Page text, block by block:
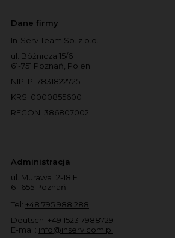
Dane firmy
In-Serv Team Sp. z o.o.
ul. Bóżnicza 15/6
61-751 Poznań, Polen
NIP: PL7831822725
KRS: 0000855600
REGON: 386807002
Administracja
ul. Murawa 12-18 E1
61-655 Poznań
Tel: +48 795 988 288
Deutsch: +49 1523 7988729
E-mail: info@inserv.com.pl